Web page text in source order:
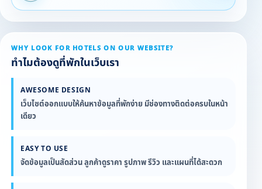
WHY LOOK FOR HOTELS ON OUR WEBSITE?
ทำไมต้องดูที่พักในเว็บเรา
AWESOME DESIGN
เว็บไซต์ออกแบบให้ค้นหาข้อมูลที่พักง่าย มีช่องทางติดต่อครบในหน้า
เดียว
EASY TO USE
จัดข้อมูลเป็นสัดส่วน ลูกค้าดูราคา รูปภาพ รีวิว และแผนที่ได้สะดวก